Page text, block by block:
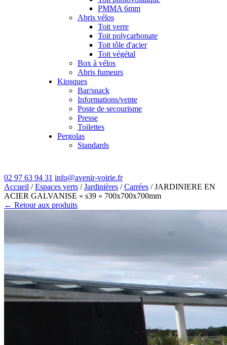
PMMA 6mm
Abris vélos
Toit verre
Toit polycarbonate
Toit tôle d'acier
Toit végétal
Box à vélos
Abris fumeurs
Kiosques
Bar/snack
Informations/vente
Poste de secourisme
Presse
Toilettes
Pergolas
Standards
02 97 63 94 31 info@avenir-voirie.fr
Accueil /Espaces verts /Jardinières /Carrées / JARDINIERE EN
ACIER GALVANISE « s39 » 700x700x700mm
← Retour aux produits